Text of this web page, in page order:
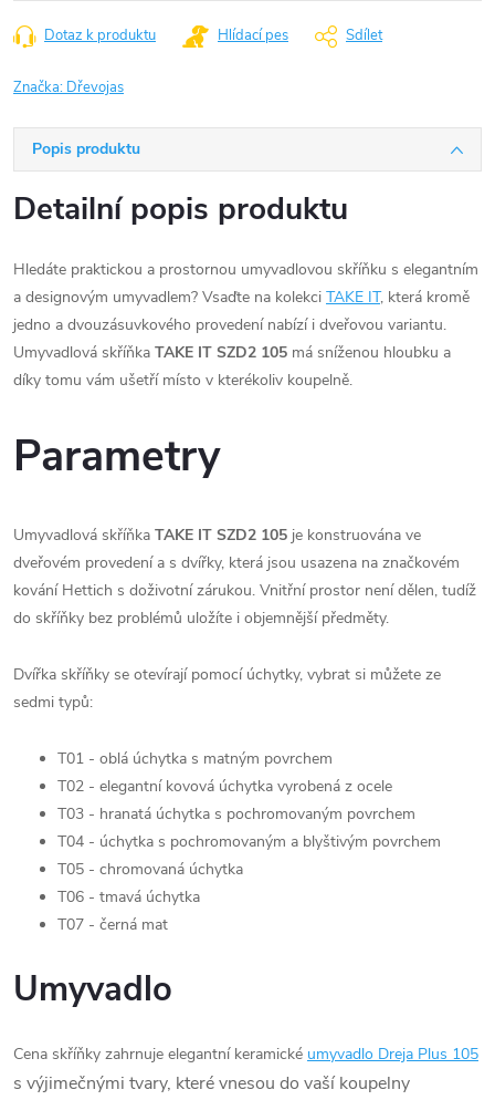
Dotaz k produktu Hlídací pes Sdílet
Značka: Dřevojas
Popis produktu
Detailní popis produktu
Hledáte praktickou a prostornou umyvadlovou skříňku s elegantním
a designovým umyvadlem? Vsaďte na kolekci TAKE IT, která kromě
jedno a dvouzásuvkového provedení nabízí i dveřovou variantu.
Umyvadlová skříňka TAKE IT SZD2 105 má sníženou hloubku a
díky tomu vám ušetří místo v kterékoliv koupelně.
Parametry
Umyvadlová skříňka TAKE IT SZD2 105 je konstruována ve
dveřovém provedení a s dvířky, která jsou usazena na značkovém
kování Hettich s doživotní zárukou. Vnitřní prostor není dělen, tudíž
do skříňky bez problémů uložíte i objemnější předměty.
Dvířka skříňky se otevírají pomocí úchytky, vybrat si můžete ze
sedmi typů:
T01 - oblá úchytka s matným povrchem
T02 - elegantní kovová úchytka vyrobená z ocele
T03 - hranatá úchytka s pochromovaným povrchem
T04 - úchytka s pochromovaným a blyštivým povrchem
T05 - chromovaná úchytka
T06 - tmavá úchytka
T07 - černá mat
Umyvadlo
Cena skříňky zahrnuje elegantní keramické umyvadlo Dreja Plus 105
s výjimečnými tvary, které vnesou do vaší koupelny